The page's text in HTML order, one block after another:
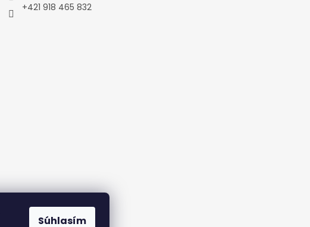
Súhlasím
+421 918 465 832